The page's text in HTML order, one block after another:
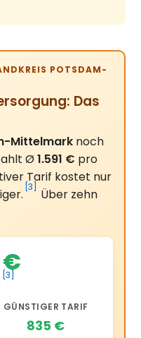
POTSDAM-M
Das
Mittelmark noch
Ø1.591 € pro
Tarif kostet nur
[3]
Über zehn
€
[3]
GÜNSTIGER TARIF
835 €